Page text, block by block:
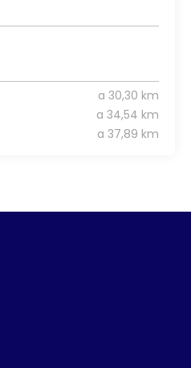
a 30,30 km
a 34,54 km
a 37,89 km